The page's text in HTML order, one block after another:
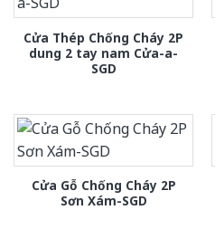
Cửa Thép Chống Cháy 2P
dung 2 tay nam Cửa-a-
SGD
Cửa Gỗ Chống Cháy 2P
Sơn Xám-SGD